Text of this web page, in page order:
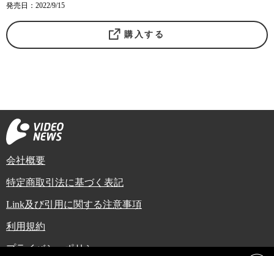
発売日：2022/9/15
購入する
会社概要
特定商取引法に基づく表記
Link及び引用に関する注意事項
利用規約
プライバシーポリシー